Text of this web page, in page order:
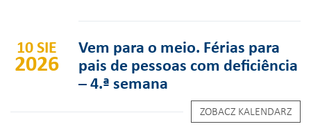
10 SIE
2026
Vem para o meio. Férias para
pais de pessoas com deficiência
– 4.ª semana
ZOBACZ KALENDARZ